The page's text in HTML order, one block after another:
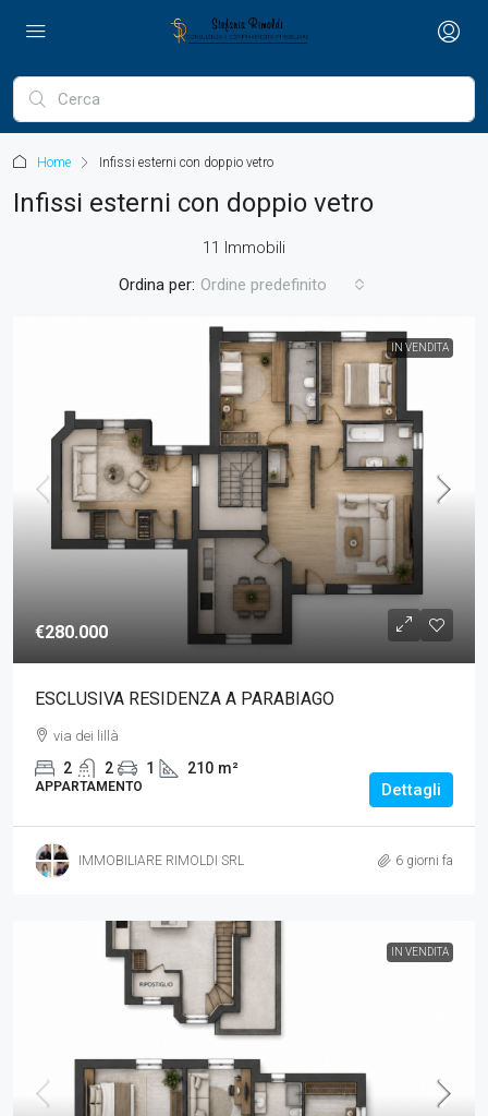
Home Infissi esterni con doppio vetro
Infissi esterni con doppio vetro
11 Immobili
Ordina per: Ordine predefinito
IN VENDITA
€280.000
ESCLUSIVA RESIDENZA A PARABIAGO
via dei lillà
2 2 1 210 m²
APPARTAMENTO Dettagli
IMMOBILIARE RIMOLDI SRL 6 giorni fa
IN VENDITA